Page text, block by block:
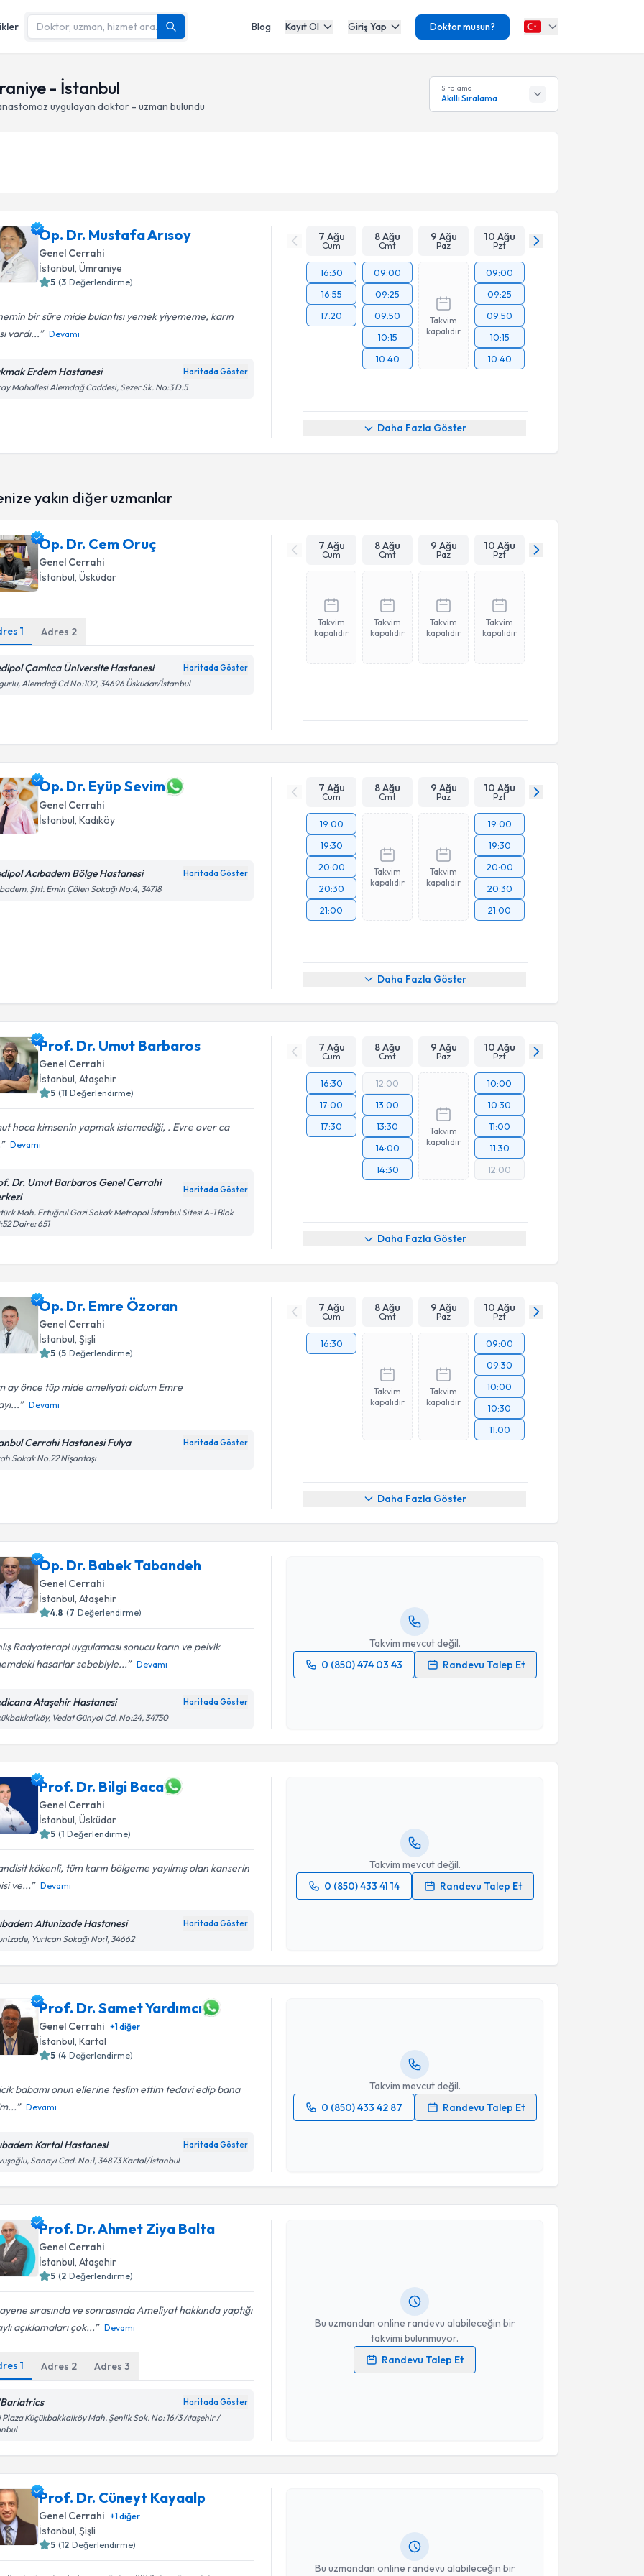
Blog Kayıt Ol Giriş Yap Doktor musun?
- İstanbul
uygulayan doktor - uzman bulundu
Sıralama
Akıllı Sıralama
Op. Dr. Mustafa Arısoy
Genel Cerrahi
İstanbul, Ümraniye
5 (3 Değerlendirme)
bir süre mide bulantısı yemek yiyememe, karın
vardı...
Devamı
Erdem Hastanesi Haritada Göster
Mahallesi Alemdağ Caddesi, Sezer Sk. No:3 D:5
7 Ağu
Cum
8 Ağu
Cmt
9 Ağu
Paz
10 Ağu
Pzt
16:30
16:55
17:20
09:00
09:25
09:50
10:15
10:40
Takvim
kapalıdır
09:00
09:25
09:50
10:15
10:40
Daha Fazla Göster
yakın diğer uzmanlar
Op. Dr. Cem Oruç
Genel Cerrahi
İstanbul , Üsküdar
1 Adres 2
Çamlıca Üniversite Hastanesi Haritada Göster
Alemdağ Cd No:102, 34696 Üsküdar/İstanbul
7 Ağu
Cum
8 Ağu
Cmt
9 Ağu
Paz
10 Ağu
Pzt
Takvim
kapalıdır
Takvim
kapalıdır
Takvim
kapalıdır
Takvim
kapalıdır
Op. Dr. Eyüp Sevim
Genel Cerrahi
İstanbul , Kadıköy
Acıbadem Bölge Hastanesi Haritada Göster
Şht. Emin Çölen Sokağı No:4, 34718
7 Ağu
Cum
8 Ağu
Cmt
9 Ağu
Paz
10 Ağu
Pzt
19:00
19:30
20:00
20:30
21:00
Takvim
kapalıdır
Takvim
kapalıdır
19:00
19:30
20:00
20:30
21:00
Daha Fazla Göster
Prof. Dr. Umut Barbaros
Genel Cerrahi
İstanbul, Ataşehir
5 (11 Değerlendirme)
hoca kimsenin yapmak istemediği, . Evre over ca
Devamı
Dr. Umut Barbaros Genel Cerrahi
Haritada Göster
Mah. Ertuğrul Gazi Sokak Metropol İstanbul Sitesi A-1 Blok
Daire: 651
7 Ağu
Cum
8 Ağu
Cmt
9 Ağu
Paz
10 Ağu
Pzt
16:30
17:00
17:30
12:00
13:00
13:30
14:00
14:30
Takvim
kapalıdır
10:00
10:30
11:00
11:30
12:00
Daha Fazla Göster
Op. Dr. Emre Özoran
Genel Cerrahi
İstanbul , Şişli
5 (5 Değerlendirme)
ay önce tüp mide ameliyatı oldum Emre
Devamı
Cerrahi Hastanesi Fulya Haritada Göster
Sokak No:22 Nişantaşı
7 Ağu
Cum
8 Ağu
Cmt
9 Ağu
Paz
10 Ağu
Pzt
16:30
Takvim
kapalıdır
Takvim
kapalıdır
09:00
09:30
10:00
10:30
11:00
Daha Fazla Göster
Op. Dr. Babek Tabandeh
Genel Cerrahi
İstanbul, Ataşehir
4.8 (7 Değerlendirme)
Radyoterapi uygulaması sonucu karın ve pelvik
hasarlar sebebiyle...
Devamı
Ataşehir Hastanesi Haritada Göster
Vedat Günyol Cd. No:24, 34750
Takvim mevcut değil.
0 (850) 474 03 43
Randevu Talep Et
Randevu Takvimi Talebi
Op. Dr. Babek Tabandeh
Takvim Talebini Gönder
Prof. Dr. Bilgi Baca
Genel Cerrahi
İstanbul, Üsküdar
5 (1 Değerlendirme)
kökenli, tüm karın bölgeme yayılmış olan kanserin
ve...
Devamı
Altunizade Hastanesi Haritada Göster
Yurtcan Sokağı No:1, 34662
Takvim mevcut değil.
0 (850) 433 41 14
Randevu Talep Et
Randevu Takvimi Talebi
Prof. Dr. Bilgi Baca
Takvim Talebini Gönder
Prof. Dr. Samet Yardımcı
Genel Cerrahi +1diğer
İstanbul, Kartal
5 (4 Değerlendirme)
babamı onun ellerine teslim ettim tedavi edip bana
Devamı
Kartal Hastanesi Haritada Göster
Sanayi Cad. No:1, 34873 Kartal/İstanbul
Takvim mevcut değil.
0 (850) 433 42 87
Randevu Talep Et
Randevu Takvimi Talebi
Prof. Dr. Samet Yardımcı
Takvim Talebini Gönder
Prof. Dr. Ahmet Ziya Balta
Genel Cerrahi
İstanbul, Ataşehir
5 (2 Değerlendirme)
sırasında ve sonrasında Ameliyat hakkında yaptığı
açıklamaları çok...
Devamı
1 Adres 2 Adres3
Haritada Göster
Plaza Küçükbakkalköy Mah. Şenlik Sok. No: 16/3 Ataşehir /
Bu uzmandan online randevu alabileceğin bir
takvimi bulunmuyor.
Randevu Talep Et
Kişisel verilerimin işlenmesine ilişkinAydınlatma Metni
Prof. Dr. Cüneyt Kayaalp
Genel Cerrahi +1diğer
İstanbul, Şişli
5 (12 Değerlendirme)
Bu uzmandan online randevu alabileceğin bir
Randevu Takvimi Talebi
Prof. Dr. Cüneyt Kayaalp